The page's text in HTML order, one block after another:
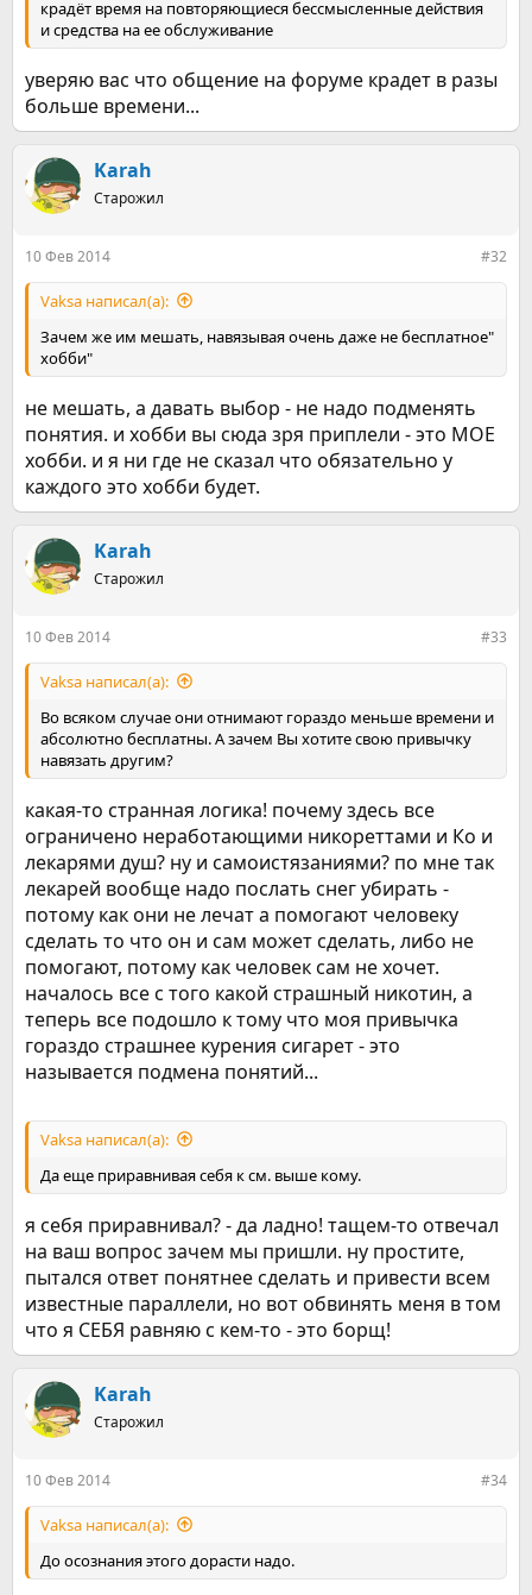
крадёт время на повторяющиеся бессмысленные действия
и средства на ее обслуживание
уверяю вас что общение на форуме крадет в разы
больше времени...
Karah
Старожил
10 Фев 2014 #32
Vaksa написал(а):
Зачем же им мешать, навязывая очень даже не бесплатное"
хобби"
не мешать, а давать выбор - не надо подменять
понятия. и хобби вы сюда зря приплели - это МОЕ
хобби. и я ни где не сказал что обязательно у
каждого это хобби будет.
Karah
Старожил
10 Фев 2014 #33
Vaksa написал(а):
Во всяком случае они отнимают гораздо меньше времени и
абсолютно бесплатны. А зачем Вы хотите свою привычку
навязать другим?
какая-то странная логика! почему здесь все
ограничено неработающими никореттами и Ко и
лекарями душ? ну и самоистязаниями? по мне так
лекарей вообще надо послать снег убирать -
потому как они не лечат а помогают человеку
сделать то что он и сам может сделать, либо не
помогают, потому как человек сам не хочет.
началось все с того какой страшный никотин, а
теперь все подошло к тому что моя привычка
гораздо страшнее курения сигарет - это
называется подмена понятий...
Vaksa написал(а):
Да еще приравнивая себя к см. выше кому.
я себя приравнивал? - да ладно! тащем-то отвечал
на ваш вопрос зачем мы пришли. ну простите,
пытался ответ понятнее сделать и привести всем
известные параллели, но вот обвинять меня в том
что я СЕБЯ равняю с кем-то - это борщ!
Karah
Старожил
10 Фев 2014 #34
Vaksa написал(а):
До осознания этого дорасти надо.